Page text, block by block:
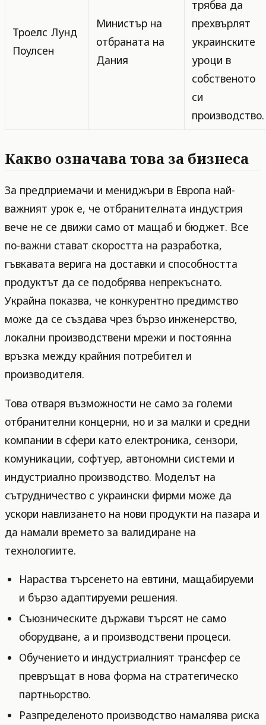
Троелс Лунд
Поулсен
Министър на
отбраната на
Дания
трябва да
прехвърлят
украинските
уроци в
собственото
си
производство.
Какво означава това за бизнеса
За предприемачи и мениджъри в Европа най-
важният урок е, че отбранителната индустрия
вече не се движи само от мащаб и бюджет. Все
по-важни стават скоростта на разработка,
гъвкавата верига на доставки и способността
продуктът да се подобрява непрекъснато.
Украйна показва, че конкурентно предимство
може да се създава чрез бързо инженерство,
локални производствени мрежи и постоянна
връзка между крайния потребител и
производителя.
Това отваря възможности не само за големи
отбранителни концерни, но и за малки и средни
компании в сфери като електроника, сензори,
комуникации, софтуер, автономни системи и
индустриално производство. Моделът на
сътрудничество с украински фирми може да
ускори навлизането на нови продукти на пазара и
да намали времето за валидиране на
технологиите.
Нараства търсенето на евтини, мащабируеми
и бързо адаптируеми решения.
Съюзническите държави търсят не само
оборудване, а и производствени процеси.
Обучението и индустриалният трансфер се
превръщат в нова форма на стратегическо
партньорство.
Разпределеното производство намалява риска